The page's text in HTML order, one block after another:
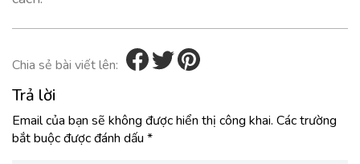
Chia sẻ bài viết lên:
Trả lời
Email của bạn sẽ không được hiển thị công khai. Các trường
bắt buộc được đánh dấu *